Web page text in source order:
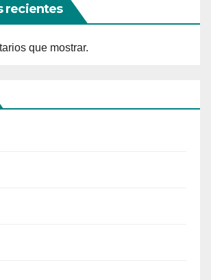
recientes
que mostrar.